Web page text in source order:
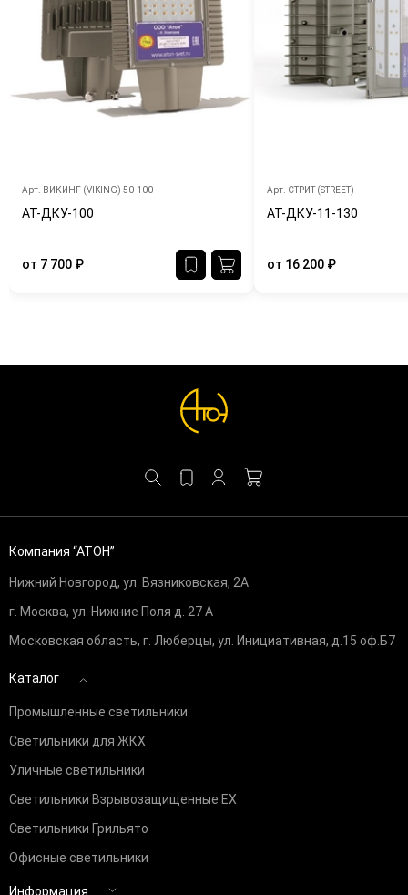
Арт. ВИКИНГ (VIKING) 50-100
АТ-ДКУ-100
от 7 700 ₽
Арт. СТРИТ (STREET)
АТ-ДКУ-11-130
от 16 200 ₽
Компания “АТОН”
Нижний Новгород, ул. Вязниковская, 2А
г. Москва, ул. Нижние Поля д. 27 А
Московская область, г. Люберцы, ул. Инициативная, д.15 оф.Б7
Каталог
Промышленные светильники
Светильники для ЖКХ
Уличные светильники
Светильники Взрывозащищенные EX
Светильники Грильято
Офисные светильники
Информация